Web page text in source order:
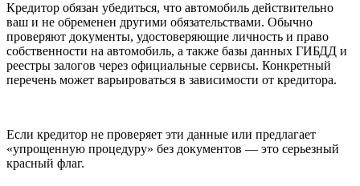
Кредитор обязан убедиться, что автомобиль действительно
ваш и не обременен другими обязательствами. Обычно
проверяют документы, удостоверяющие личность и право
собственности на автомобиль, а также базы данных ГИБДД и
реестры залогов через официальные сервисы. Конкретный
перечень может варьироваться в зависимости от кредитора.
Если кредитор не проверяет эти данные или предлагает
«упрощенную процедуру» без документов — это серьезный
красный флаг.